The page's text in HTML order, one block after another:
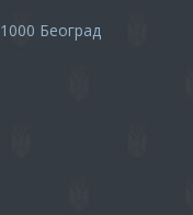
Београд